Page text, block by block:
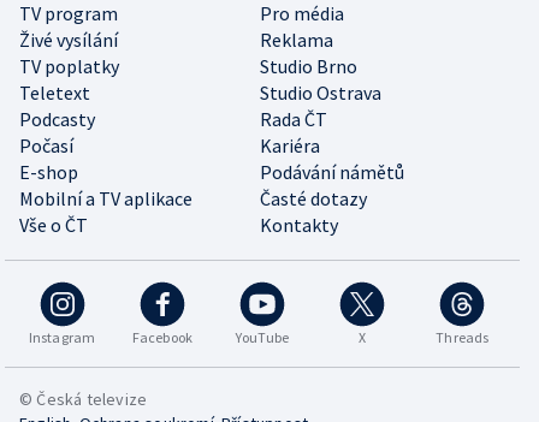
TV program
Pro média
Živé vysílání
Reklama
TV poplatky
Studio Brno
Teletext
Studio Ostrava
Podcasty
Rada ČT
Počasí
Kariéra
E-shop
Podávání námětů
Mobilní a TV aplikace
Časté dotazy
Vše o ČT
Kontakty
Instagram Facebook YouTube X Threads
© Česká televize